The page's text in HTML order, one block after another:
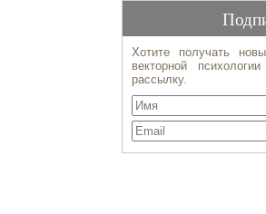
Хотите получать
векторной
рассылку.